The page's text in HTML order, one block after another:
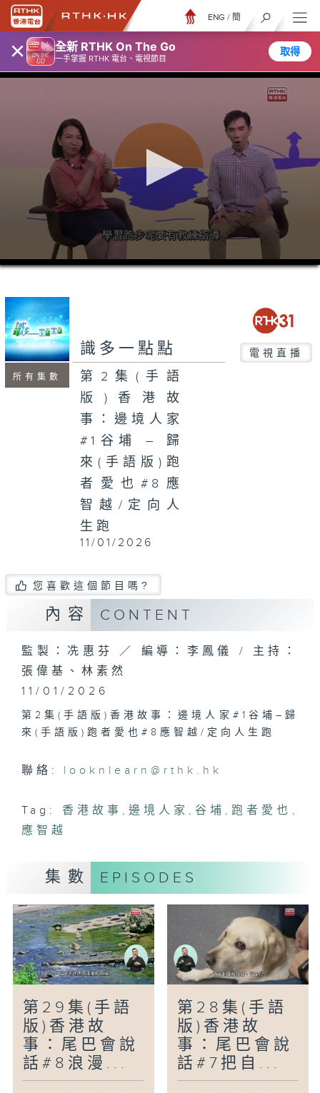
× 全新 RTHK On The Go
一手掌握 RTHK 電台、電視節目
取得
ENG / 簡
0
seconds
minutes,
seconds
所有集數
識多一點點 電視直播
第2集(手語
版)香港故
事：邊境人家
#1谷埔 – 歸
來(手語版)跑
者愛也#8應
智越/定向人
生跑
11/01/2026
您喜歡這個節目嗎?
內容 CONTENT
監製：冼惠芬 ／ 編導：李鳳儀 / 主持：
張偉基、林素然
11/01/2026
第2集(手語版)香港故事：邊境人家#1谷埔–歸
來(手語版)跑者愛也#8應智越/定向人生跑
聯絡: looknlearn@rthk.hk
Tag: 香港故事 , 邊境人家 ,谷埔 ,跑者愛也 ,
應智越
集數 EPISODES
第29集(手語
版)香港故
事：尾巴會說
話#8浪漫...
第28集(手語
版)香港故
事：尾巴會說
話#7把自...